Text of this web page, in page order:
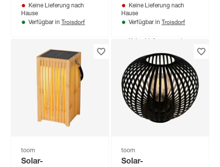
Verfügbar in Troisdorf
Keine Lieferung nach
Hause
Verfügbar in Troisdorf
Keine Lieferung nach
Hause
Verfügbar in Troisdorf
toom
Solar-
toom
Solar-